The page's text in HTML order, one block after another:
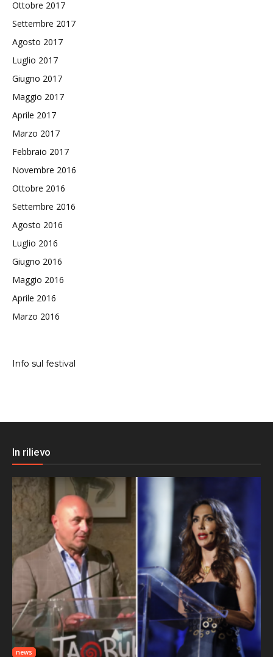
Ottobre 2017
Settembre 2017
Agosto 2017
Luglio 2017
Giugno 2017
Maggio 2017
Aprile 2017
Marzo 2017
Febbraio 2017
Novembre 2016
Ottobre 2016
Settembre 2016
Agosto 2016
Luglio 2016
Giugno 2016
Maggio 2016
Aprile 2016
Marzo 2016
Info sul festival
In rilievo
news